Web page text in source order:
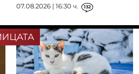
07.08.2026 | 16:30 ч. 132